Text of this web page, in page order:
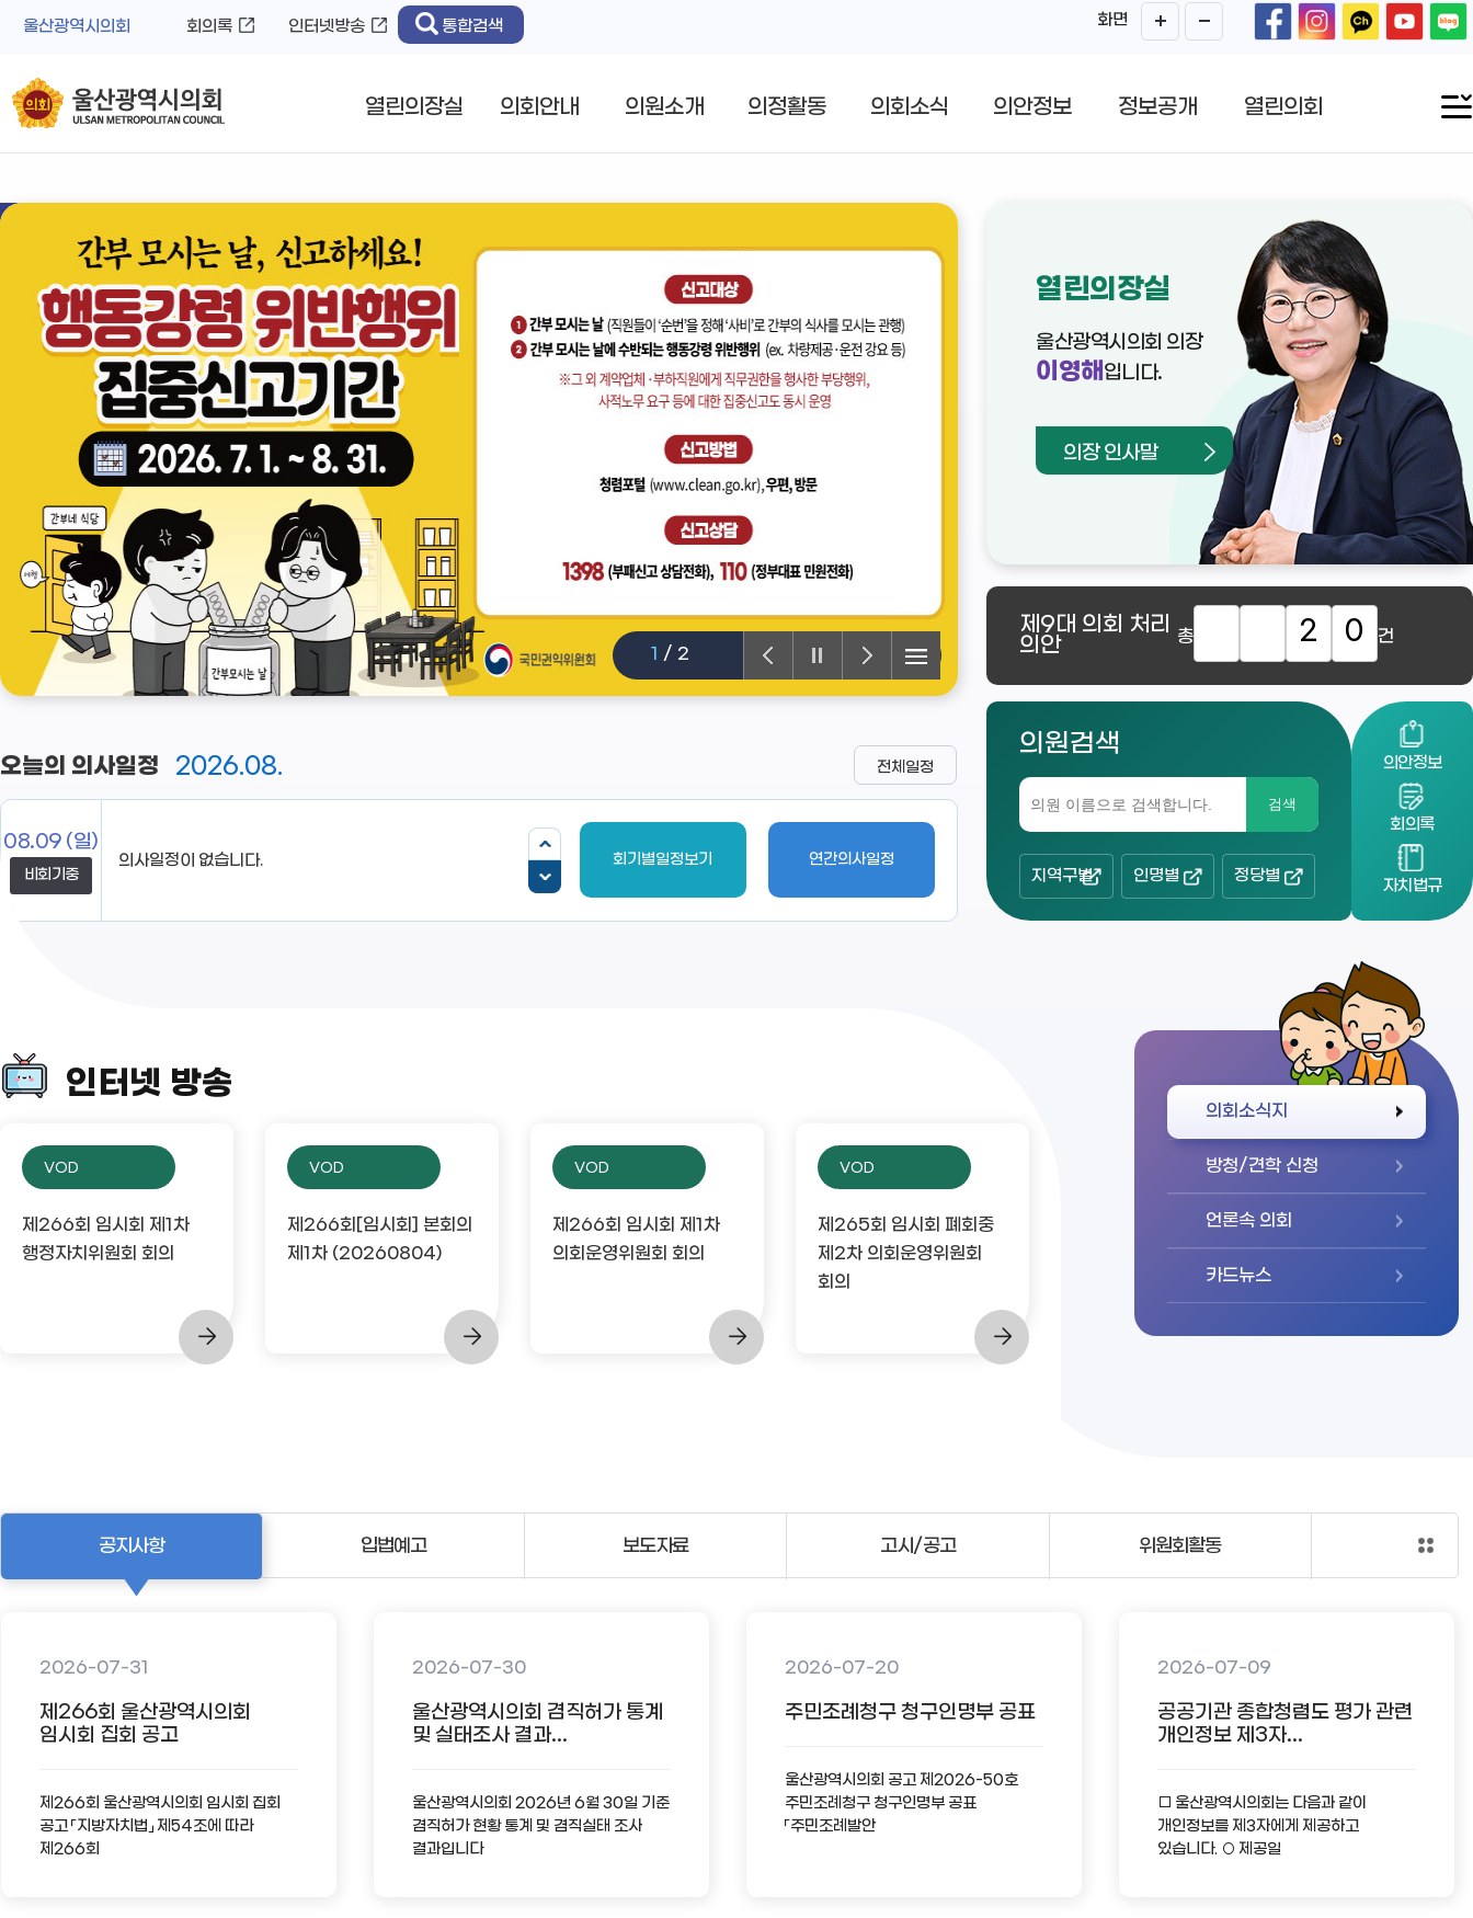
울산광역시의회 회의록 인터넷방송 통합검색 화면
열린의장실 의회안내 의원소개 의정활동 의회소식 의안정보 정보공개 열린의회
1 / 2
열린의장실
울산광역시의회 의장
이영해 입니다.
의장 인사말
제9대 의회 처리
의안 총 2 0 건
오늘의 의사일정 2026.08.
08.09 (일)
비회기중
회기별일정보기 연간의사일정
전체일정
의원검색
검색
지역구별 인명별 정당별
의안정보
회의록
자치법규
인터넷 방송
VOD
제266회 임시회 제1차
행정자치위원회 회의
VOD
제266회[임시회] 본회의
제1차 (20260804)
VOD
제266회 임시회 제1차
의회운영위원회 회의
VOD
제265회 임시회 폐회중
제2차 의회운영위원회
회의
의회소식지
방청/견학 신청
언론속 의회
카드뉴스
공지사항
2026-07-31
제266회 울산광역시의회
임시회 집회 공고
제266회 울산광역시의회 임시회 집회
공고 「지방자치법」 제54조에 따라
제266회
2026-07-30
울산광역시의회 겸직허가 통계
및 실태조사 결과...
울산광역시의회 2026년 6월 30일 기준
겸직허가 현황 통계 및 겸직실태 조사
결과입니다
2026-07-20
주민조례청구 청구인명부 공표
울산광역시의회 공고 제2026-50호
주민조례청구 청구인명부 공표
「주민조례발안
2026-07-09
공공기관 종합청렴도 평가 관련
개인정보 제3자...
□ 울산광역시의회는 다음과 같이
개인정보를 제3자에게 제공하고
있습니다. ○ 제공일
입법예고 보도자료 고시/공고 위원회활동